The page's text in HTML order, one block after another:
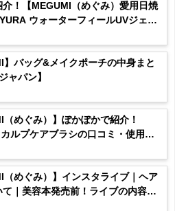
介！【MEGUMI（めぐみ）愛用日焼
ウォーターフィールUVジェルα
購入先は？まとめ♡
】バッグ&メイクポーチの中身まと
ャパン】
（めぐみ）】ぽかぽかで紹介！
ルプケアブラシの口コミ・使用
は？まとめ♡
（めぐみ）】インスタライブ｜ヘア
｜美容本発売前！ライブの内容全
04/08